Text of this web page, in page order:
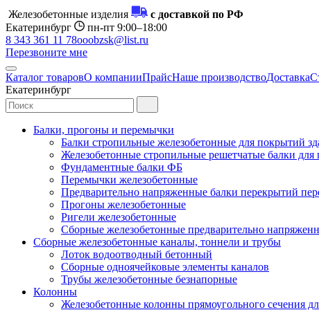
Железобетонные изделия
с доставкой по РФ
Екатеринбург
пн-пт 9:00–18:00
8 343 361 11 78ooobzsk@list.ru
Перезвоните мне
Каталог товаровО компанииПрайсНаше производствоДоставка
Екатеринбург
Балки, прогоны и перемычки
Балки стропильные железобетонные для покрытий
Железобетонные стропильные решетчатые балки
Фундаментные балки ФБ
Перемычки железобетонные
Предварительно напряженные балки перекрытий
Прогоны железобетонные
Ригели железобетонные
Сборные железобетонные предварительно
Сборные железобетонные каналы, тоннели и трубы
Лоток водоотводный бетонный
Сборные одноячейковые элементы каналов
Трубы железобетонные безнапорные
Колонны
Железобетонные колонны прямоугольного сечения